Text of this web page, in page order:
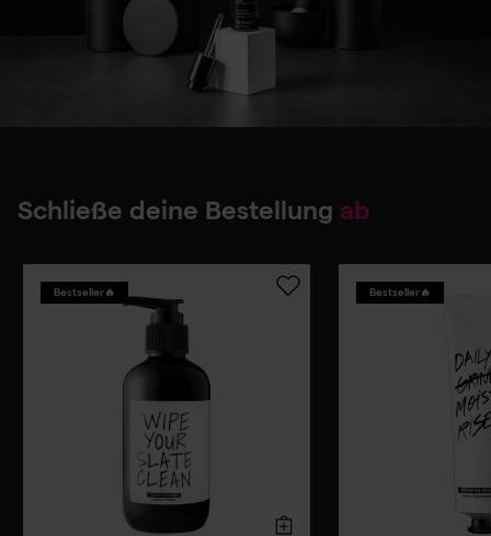
Schließe deine Bestellung ab
Bestseller🔥 Bestseller🔥